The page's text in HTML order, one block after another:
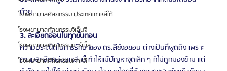
โรงพยาบาลศัลยกรรม ประเทศเกาหลีใต้
โรงพยาบาลศัลยกรรมจีเอ็นจี
โรงพยาบาลศัลยกรรมมาร์เบิ้ล
โรงพยาบาลศัลยกรรมเกาหลี
ด้วย
3. ละเอียดอ่อนในทุกขั้นตอน
ความประณีตในการรักษาของ ดร.ลีซังฮยอน ต่างเป็นที่พูดถึง เพราะ
ความละเอียดอ่อนเหล่านี้ ทำให้แม้ปัญหาจุดเล็ก ๆ ก็ไม่ถูกมองข้าม แต่